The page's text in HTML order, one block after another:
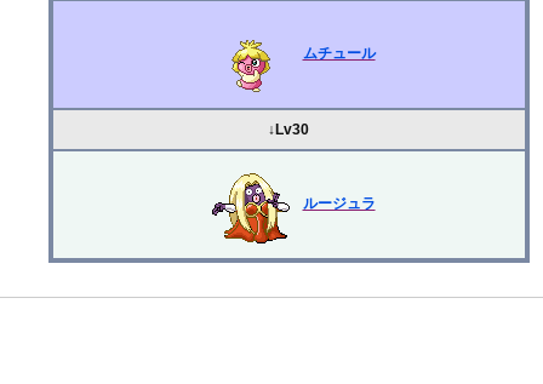
ムチュール
↓Lv30
ルージュラ